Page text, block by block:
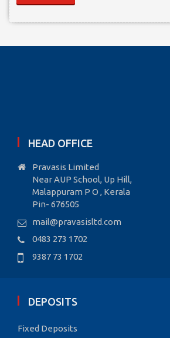
HEAD OFFICE
Pravasis Limited
Near AUP School, Up Hill,
Malappuram P O , Kerala
Pin- 676505
mail@pravasisltd.com
0483 273 1702
9387 73 1702
DEPOSITS
Fixed Deposits